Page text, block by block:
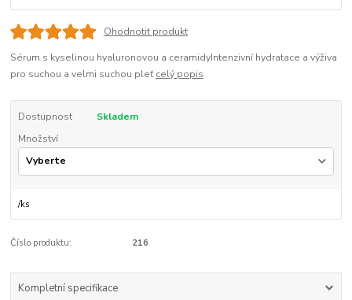
Ohodnotit produkt
Sérum s kyselinou hyaluronovou a ceramidyIntenzivní hydratace a výživa
pro suchou a velmi suchou pleťcelý popis
Dostupnost
Skladem
Množství
/ks
Číslo produktu: 216
Kompletní specifikace